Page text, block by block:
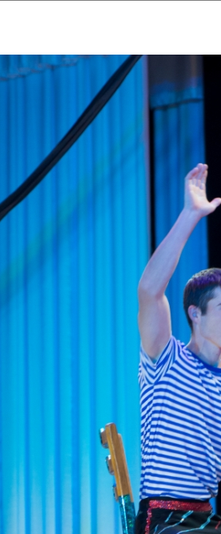
Новости
ОТЧЕТЫ ГКЦ